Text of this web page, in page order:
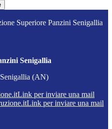
Superiore Panzini Senigallia
Senigallia
(AN)
Link per inviare una mail
Link per inviare una mail